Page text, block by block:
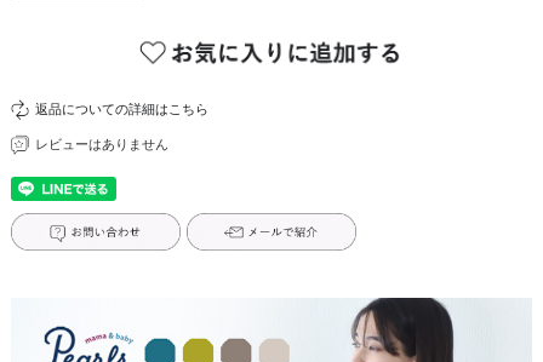
返品についての詳細はこちら
レビューはありません